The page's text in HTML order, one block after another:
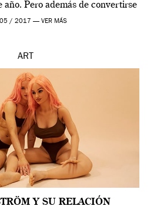
Pero además de convertirse
más relevantes […]
/ 2017 — VER MÁS
ART
Y SU RELACIÓN